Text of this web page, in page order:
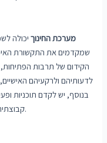
מערכת החינוךיכולה
שמקדמים את התקשורת
הקידום של תרבות
לדעותיהם ולרקעיהם
בנוסף, יש לקדם תוכניות
בצורה חיובית ויעילה.